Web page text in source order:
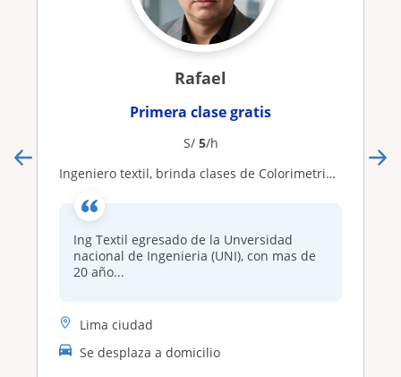
Rafael
Primera clase gratis
S/ 5/h
Ingeniero textil, brinda clases de Colorimetria y procesos de tintura, acabados
Ing Textil egresado de la Unversidad
nacional de Ingenieria (UNI), con mas de
20 año...
Lima ciudad
Se desplaza a domicilio